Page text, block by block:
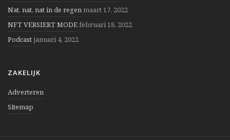
Nat, nat, nat in de regenmaart 17, 2022
NFT VERSIERT MODEfebruari 18, 2022
Podcastjanuari 4, 2022
ZAKELIJK
Adverteren
Sitemap